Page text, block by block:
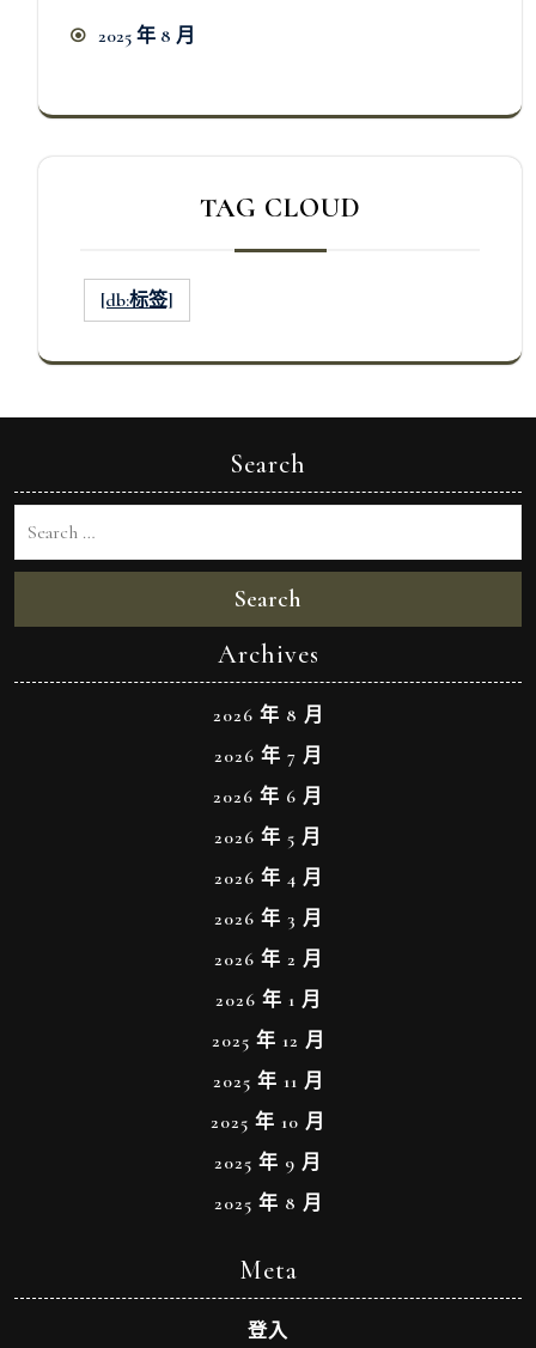
2025 年 8 月
TAG CLOUD
[db:标签]
Search
Search
Archives
2026 年 8 月
2026 年 7 月
2026 年 6 月
2026 年 5 月
2026 年 4 月
2026 年 3 月
2026 年 2 月
2026 年 1 月
2025 年 12 月
2025 年 11 月
2025 年 10 月
2025 年 9 月
2025 年 8 月
Meta
登入